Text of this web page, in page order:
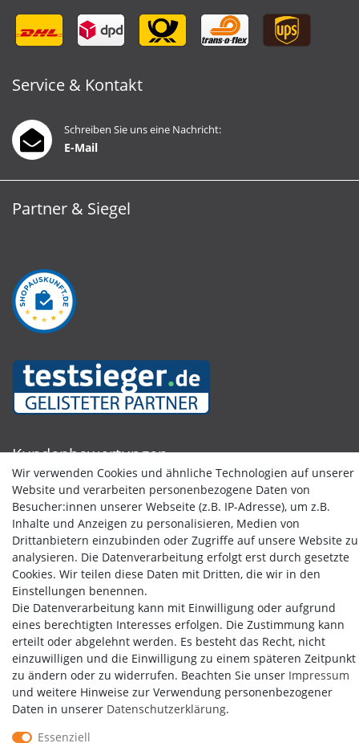
Service & Kontakt
Schreiben Sie uns eine Nachricht:
E-Mail
Partner & Siegel
Kundenbewertungen
Wir verwenden Cookies und ähnliche Technologien auf unserer
Website und verarbeiten personenbezogene Daten von
Besucher:innen unserer Webseite (z.B. IP-Adresse), um z.B.
Inhalte und Anzeigen zu personalisieren, Medien von
Drittanbietern einzubinden oder Zugriffe auf unsere Website zu
analysieren. Die Datenverarbeitung erfolgt erst durch gesetzte
Cookies. Wir teilen diese Daten mit Dritten, die wir in den
Einstellungen benennen.
Die Datenverarbeitung kann mit Einwilligung oder aufgrund
eines berechtigten Interesses erfolgen. Die Zustimmung kann
erteilt oder abgelehnt werden. Es besteht das Recht, nicht
einzuwilligen und die Einwilligung zu einem späteren Zeitpunkt
zu ändern oder zu widerrufen. Beachten Sie unser Impressum
und weitere Hinweise zur Verwendung personenbezogener
Daten in unserer Daten­schutz­erklärung.
Essenziell